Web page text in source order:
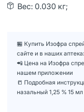
Вес: 0.030 кг;
🏪 Купить Изофра
сайте и в наших
📲 Цена на Изофра
нашем приложении
📒 Подробная
назальный 1,25 % 15